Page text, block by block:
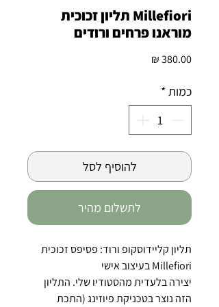
Millefiori תליון זכוכית
מוראנו פרחים ורודים
כמות*
להוסיף לסל
לתשלום מהיר
תליון קליידוסקופ ורוד: פסיפס זכוכית
Millefiori בעיצוב אישי
יצירה בלעדית מהסטודיו שלי. התליון
הזה נוצר בטכניקת פיוזינג (התכת